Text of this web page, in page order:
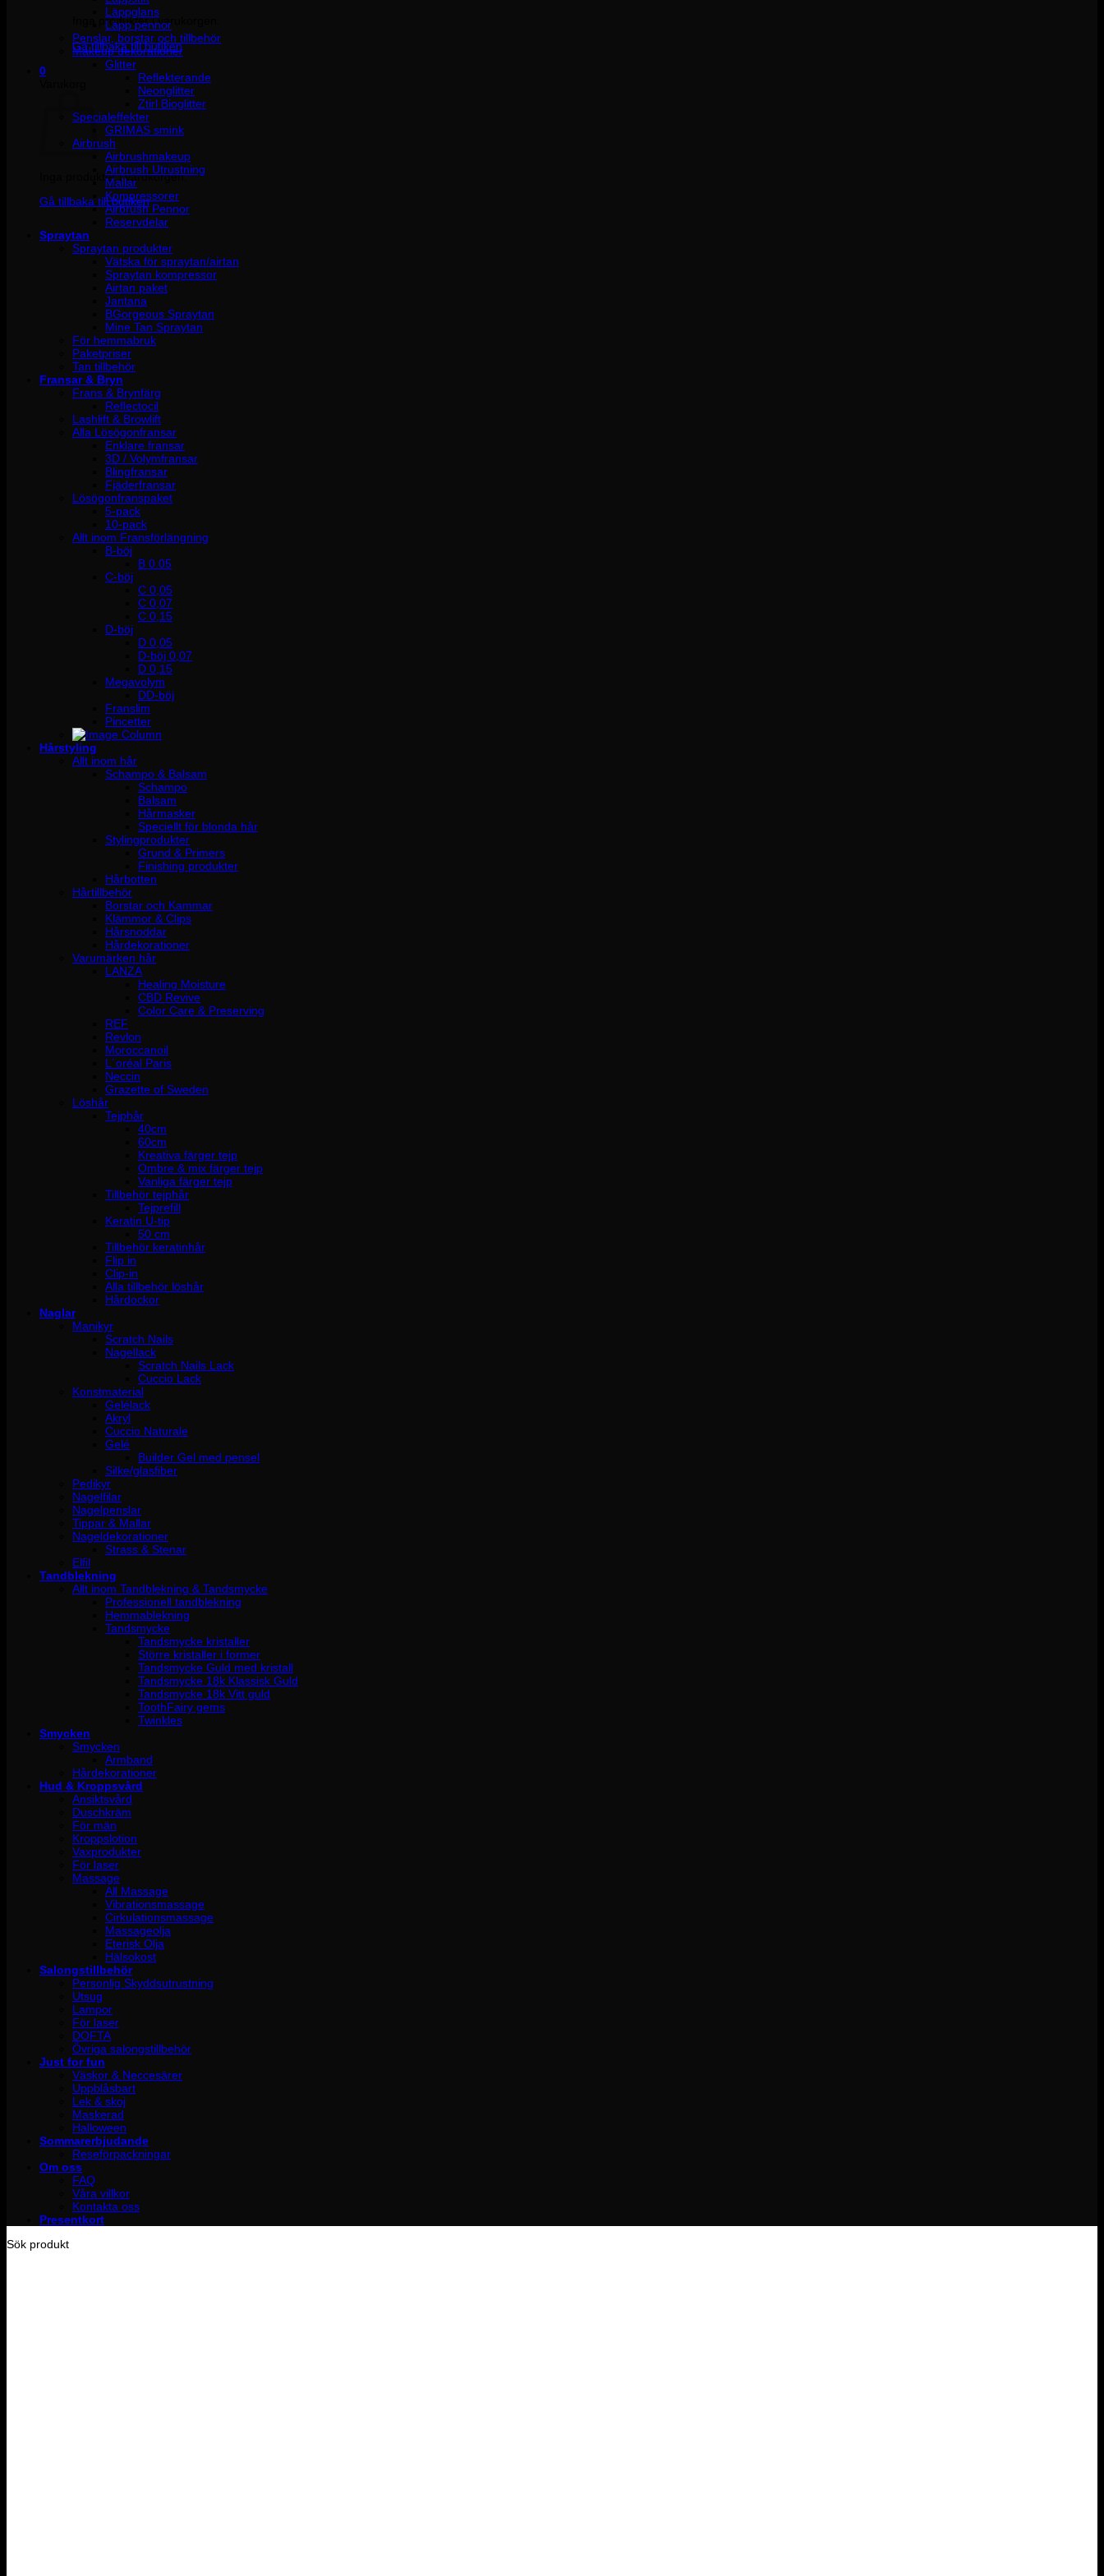
Inga produkter i varukorgen.
Gå tillbaka till butiken
0
Inga produkter i varukorgen.
Gå tillbaka till butiken
Läppglans
Läpp pennor
Penslar, borstar och tillbehör
Makeup dekorationer
Glitter
Reflekterande
Neonglitter
Ztirl Bioglitter
Specialeffekter
GRIMAS smink
Airbrush
Airbrushmakeup
Airbrush Utrustning
Mallar
Kompressorer
Airbrush Pennor
Reservdelar
Spraytan
Spraytan produkter
Vätska för spraytan/airtan
Spraytan kompressor
Airtan paket
Jantana
BGorgeous Spraytan
Mine Tan Spraytan
För hemmabruk
Paketpriser
Tan tillbehör
Fransar & Bryn
Frans & Brynfärg
Reflectocil
Lashlift & Browlift
Alla Lösögonfransar
Enklare fransar
3D / Volymfransar
Blingfransar
Fjäderfransar
Lösögonfranspaket
5-pack
10-pack
Allt inom Fransförlängning
B-böj
B 0.05
C-böj
C 0,05
C 0,07
C 0,15
D-böj
D 0,05
D-böj 0,07
D 0,15
Megavolym
DD-böj
Franslim
Pincetter
Hårstyling
Allt inom hår
Schampo & Balsam
Schampo
Balsam
Hårmasker
Speciellt för blonda hår
Stylingprodukter
Grund & Primers
Finishing produkter
Hårbotten
Hårtillbehör
Borstar och Kammar
Klämmor & Clips
Hårsnoddar
Hårdekorationer
Varumärken hår
LANZA
Healing Moisture
CBD Revive
Color Care & Preserving
REF
Revlon
Moroccanoil
L´oréal Paris
Neccin
Grazette of Sweden
Löshår
Tejphår
40cm
60cm
Kreativa färger tejp
Ombre & mix färger tejp
Vanliga färger tejp
Tillbehör tejphår
Tejprefill
Keratin U-tip
50 cm
Tillbehör keratinhår
Flip in
Clip-in
Alla tillbehör löshår
Hårdockor
Naglar
Manikyr
Scratch Nails
Nagellack
Scratch Nails Lack
Cuccio Lack
Konstmaterial
Gelélack
Akryl
Cuccio Naturale
Gelé
Builder Gel med pensel
Silke/glasfiber
Pedikyr
Nagelfilar
Nagelpenslar
Tippar & Mallar
Nageldekorationer
Strass & Stenar
Elfil
Tandblekning
Allt inom Tandblekning & Tandsmycke
Professionell tandblekning
Hemmablekning
Tandsmycke
Tandsmycke kristaller
Större kristaller i former
Tandsmycke Guld med kristall
Tandsmycke 18k Klassisk Guld
Tandsmycke 18k Vitt guld
ToothFairy gems
Twinkles
Smycken
Smycken
Armband
Hårdekorationer
Hud & Kroppsvård
Ansiktsvård
Duschkräm
För män
Kroppslotion
Vaxprodukter
För laser
Massage
All Massage
Vibrationsmassage
Cirkulationsmassage
Massageolja
Eterisk Olja
Hälsokost
Salongstillbehör
Personlig Skyddsutrustning
Utsug
Lampor
För laser
DOFTA
Övriga salongstillbehör
Just for fun
Väskor & Neccesärer
Uppblåsbart
Lek & skoj
Maskerad
Halloween
Sommarerbjudande
Reseförpackningar
Om oss
FAQ
Våra villkor
Kontakta oss
Presentkort
Sök produkt